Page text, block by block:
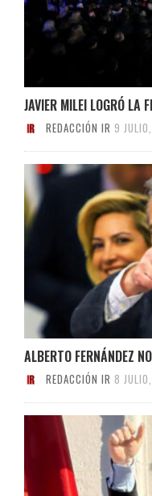
JAVIER MILEI LOGRÓ LA
REDACCIÓN IR 9
ALBERTO FERNÁNDEZ
REDACCIÓN IR 8